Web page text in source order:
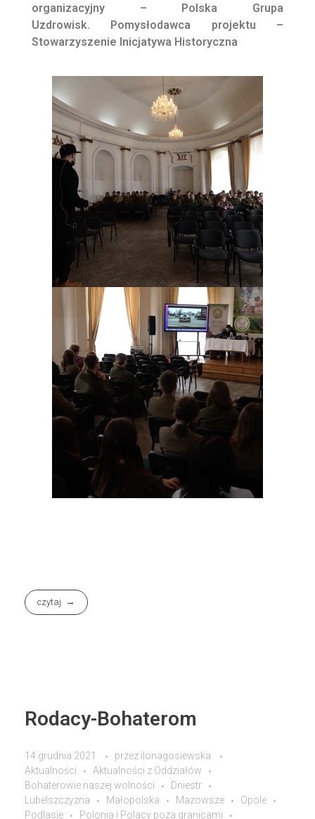
organizacyjny – Polska Grupa
Uzdrowisk. Pomysłodawca projektu –
Stowarzyszenie Inicjatywa Historyczna
czytaj
Rodacy-Bohaterom
14 grudnia 2021 przez ilonagosiewska
Aktualności
Aktualności z Oddziałów
Bohaterowie naszej wolności
Dniestr
Lubelszczyzna
Małopolska Mazowsze
Opole
Podlasie
Polonia i Polacy poza granicami